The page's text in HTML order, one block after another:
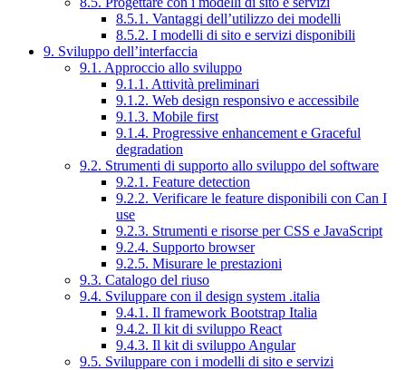
8.5.1. Vantaggi dell’utilizzo dei modelli
8.5.2. I modelli di sito e servizi disponibili
9. Sviluppo dell’interfaccia
9.1. Approccio allo sviluppo
9.1.1. Attività preliminari
9.1.2. Web design responsivo e accessibile
9.1.3. Mobile first
9.1.4. Progressive enhancement e Graceful
degradation
9.2. Strumenti di supporto allo sviluppo del software
9.2.1. Feature detection
9.2.2. Verificare le feature disponibili con Can I
use
9.2.3. Strumenti e risorse per CSS e JavaScript
9.2.4. Supporto browser
9.2.5. Misurare le prestazioni
9.3. Catalogo del riuso
9.4. Sviluppare con il design system .italia
9.4.1. Il framework Bootstrap Italia
9.4.2. Il kit di sviluppo React
9.4.3. Il kit di sviluppo Angular
9.5. Sviluppare con i modelli di sito e servizi